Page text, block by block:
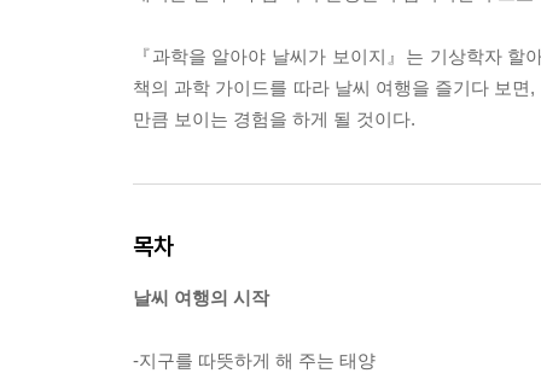
『과학을 알아야 날씨가 보이지』는 기상학자
책의 과학 가이드를 따라 날씨 여행을 즐기다 보면
만큼 보이는 경험을 하게 될 것이다.
목차
날씨 여행의 시작
-지구를 따뜻하게 해 주는 태양